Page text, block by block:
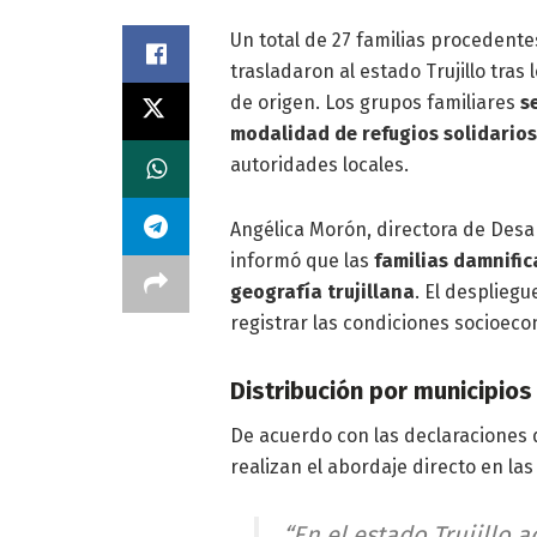
Un total de 27 familias
trasladaron al estado Trujillo tras
de origen. Los grupos familiares
modalidad de refugios
autoridades locales.
Angélica Morón, directora de
informó que las familias
geografía trujillana. El
registrar las condiciones
Distribución por municipios
De acuerdo con las
realizan el abordaje directo en